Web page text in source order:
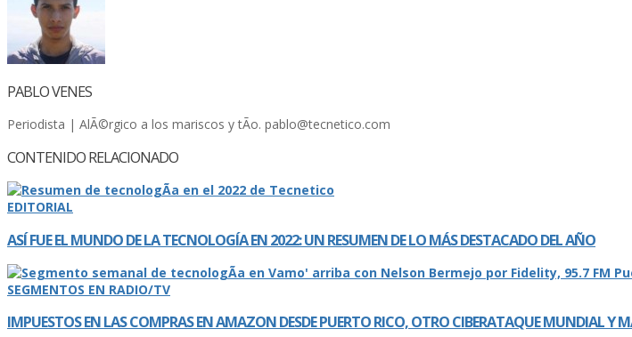
PABLO VENES
Periodista | AlÃ©rgico a los mariscos y tÃ­o. pablo@tecnetico.com
CONTENIDO RELACIONADO
EDITORIAL
ASÍ­ FUE EL MUNDO DE LA TECNOLOGÍ­A EN 2022: UN RESUMEN DE LO MÁS DESTACADO DEL AÑO
SEGMENTOS EN RADIO/TV
IMPUESTOS EN LAS COMPRAS EN AMAZON DESDE PUERTO RICO, OTRO CIBERATAQUE MUNDIAL Y